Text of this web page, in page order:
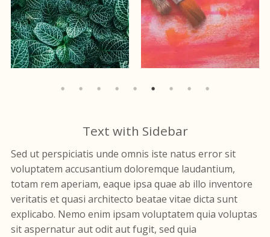
Text with Sidebar
Sed ut perspiciatis unde omnis iste natus error sit
voluptatem accusantium doloremque laudantium,
totam rem aperiam, eaque ipsa quae ab illo inventore
veritatis et quasi architecto beatae vitae dicta sunt
explicabo. Nemo enim ipsam voluptatem quia voluptas
sit aspernatur aut odit aut fugit, sed quia